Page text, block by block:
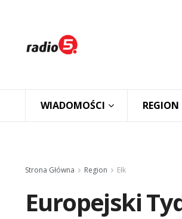
WIADOMOŚCI REGION
Strona Główna Region Ełk
Europejski